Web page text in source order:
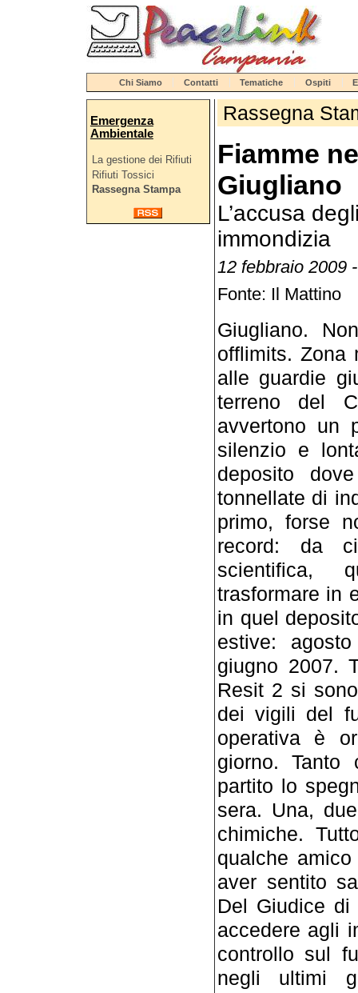
Chi Siamo Contatti Tematiche Ospiti
Emergenza
Ambientale
La gestione dei Rifiuti
Rifiuti Tossici
Rassegna Stampa
Rassegna
Fiamme
Giugliano
L’accusa
immondizia
12 febbraio 2009
Fonte: Il Mattino
Giugliano.
offlimits. Zona
alle guardie
terreno del
avvertono un
silenzio e
deposito
tonnellate di
primo, forse
record: da
scientifica,
trasformare in
in quel
estive:
giugno 2007.
Resit 2 si
dei vigili del
operativa è
giorno. Tanto
partito lo
sera. Una,
chimiche.
qualche
aver sentito
Del Giudice
accedere agli
controllo sul
negli ultimi